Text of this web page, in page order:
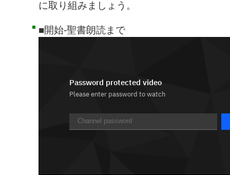
に取り組みましょう。
■開始-聖書朗読まで